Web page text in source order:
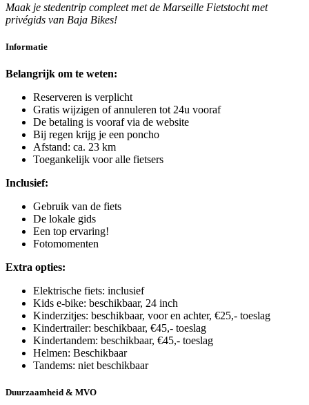
Maak je stedentrip compleet met de Marseille Fietstocht met
privégids van Baja Bikes!
Informatie
Belangrijk om te weten:
Reserveren is verplicht
Gratis wijzigen of annuleren tot 24u vooraf
De betaling is vooraf via de website
Bij regen krijg je een poncho
Afstand: ca. 23 km
Toegankelijk voor alle fietsers
Inclusief:
Gebruik van de fiets
De lokale gids
Een top ervaring!
Fotomomenten
Extra opties:
Elektrische fiets: inclusief
Kids e-bike: beschikbaar, 24 inch
Kinderzitjes: beschikbaar, voor en achter, €25,- toeslag
Kindertrailer: beschikbaar, €45,- toeslag
Kindertandem: beschikbaar, €45,- toeslag
Helmen: Beschikbaar
Tandems: niet beschikbaar
Duurzaamheid & MVO